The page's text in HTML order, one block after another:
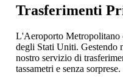
Trasferimenti
L'Aeroporto Metropolitano
degli Stati Uniti. Gestendo
nostro servizio di
tassametri e senza sorprese.